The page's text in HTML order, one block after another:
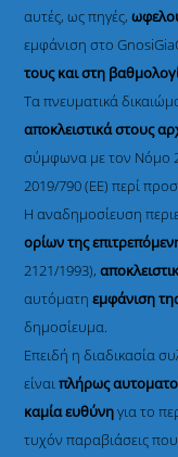
αυτές, ως πηγές,
εμφάνιση στο
τους και στη
Τα πνευματικά
αποκλειστικά στους
σύμφωνα με τον Νόμο
2019/790 (ΕΕ) περί
Η αναδημοσίευση
ορίων της
2121/1993),
αυτόματηεμφάνιση
δημοσίευμα.
Επειδή η διαδικασία
είναιπλήρως
καμία ευθύνηγια το
τυχόν παραβιάσεις